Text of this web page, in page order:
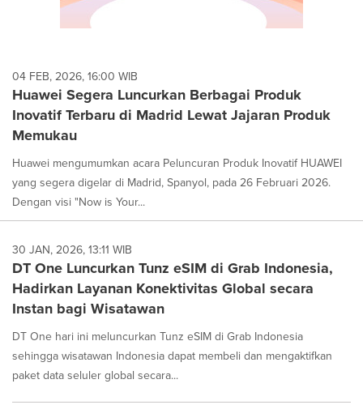
04 FEB, 2026, 16:00 WIB
Huawei Segera Luncurkan Berbagai Produk
Inovatif Terbaru di Madrid Lewat Jajaran Produk
Memukau
Huawei mengumumkan acara Peluncuran Produk Inovatif HUAWEI
yang segera digelar di Madrid, Spanyol, pada 26 Februari 2026.
Dengan visi "Now is Your...
30 JAN, 2026, 13:11 WIB
DT One Luncurkan Tunz eSIM di Grab Indonesia,
Hadirkan Layanan Konektivitas Global secara
Instan bagi Wisatawan
DT One hari ini meluncurkan Tunz eSIM di Grab Indonesia
sehingga wisatawan Indonesia dapat membeli dan mengaktifkan
paket data seluler global secara...